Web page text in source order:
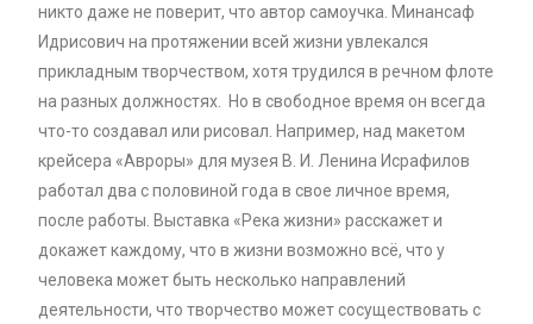
никто даже не поверит, что автор самоучка. Минансаф
Идрисович на протяжении всей жизни увлекался
прикладным творчеством, хотя трудился в речном флоте
на разных должностях. ​ Но в свободное время он всегда
что-то создавал или рисовал. Например, над макетом
крейсера «Авроры» для музея В. И. Ленина Исрафилов
работал два с половиной года в свое личное время,
после работы. ​Выставка «Река жизни» расскажет и
докажет каждому, что в жизни возможно всё, что у
человека может быть несколько направлений
деятельности, что творчество может сосуществовать с